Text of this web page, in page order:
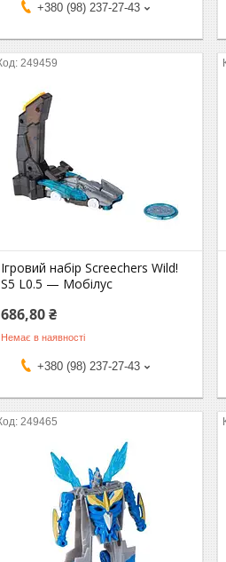
+380 (98) 237-27-43
249459
Ігровий набір Screechers Wild!
S5 L0.5 — Мобілус
686,80 ₴
Немає в наявності
+380 (98) 237-27-43
249465